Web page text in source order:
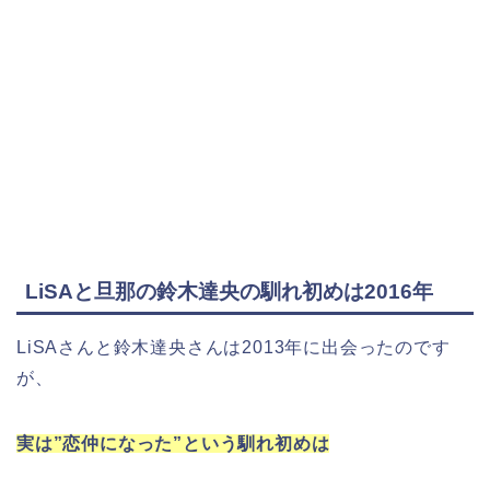
LiSAと旦那の鈴木達央の馴れ初めは2016年
LiSAさんと鈴木達央さんは2013年に出会ったのです
が、
実は”恋仲になった”という馴れ初めは